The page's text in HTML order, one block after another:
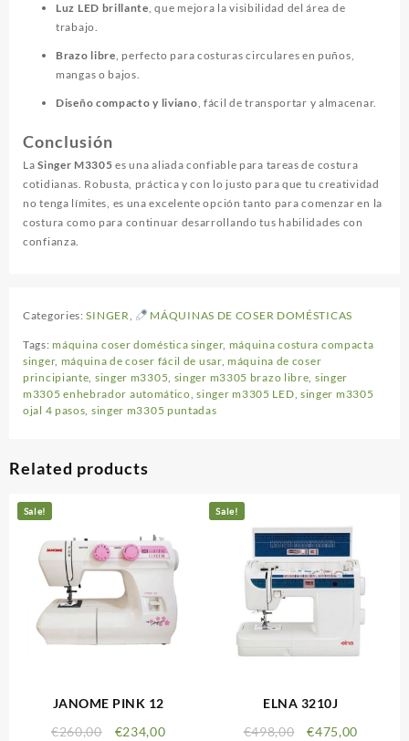
Luz LED brillante, que mejora la visibilidad del área de
trabajo.
Brazo libre, perfecto para costuras circulares en puños,
mangas o bajos.
Diseño compacto y liviano, fácil de transportar y almacenar.
Conclusión
LaSinger M3305 es una aliada confiable para tareas de costura
cotidianas. Robusta, práctica y con lo justo para que tu creatividad
no tenga límites, es una excelente opción tanto para comenzar en la
costura como para continuar desarrollando tus habilidades con
confianza.
Categories:SINGER, MÁQUINAS DE COSER DOMÉSTICAS
Tags:máquina coser doméstica singer, máquina costura compacta
singer, máquina de coser fácil de usar,máquina de coser
principiante, singer m3305, singer m3305 brazo libre, singer
m3305 enhebrador automático,singer m3305 LED, singer m3305
ojal 4 pasos, singer m3305 puntadas
Related products
Sale!
JANOME PINK 12
€260,00 €234,00
Sale!
ELNA 3210J
€498,00 €475,00